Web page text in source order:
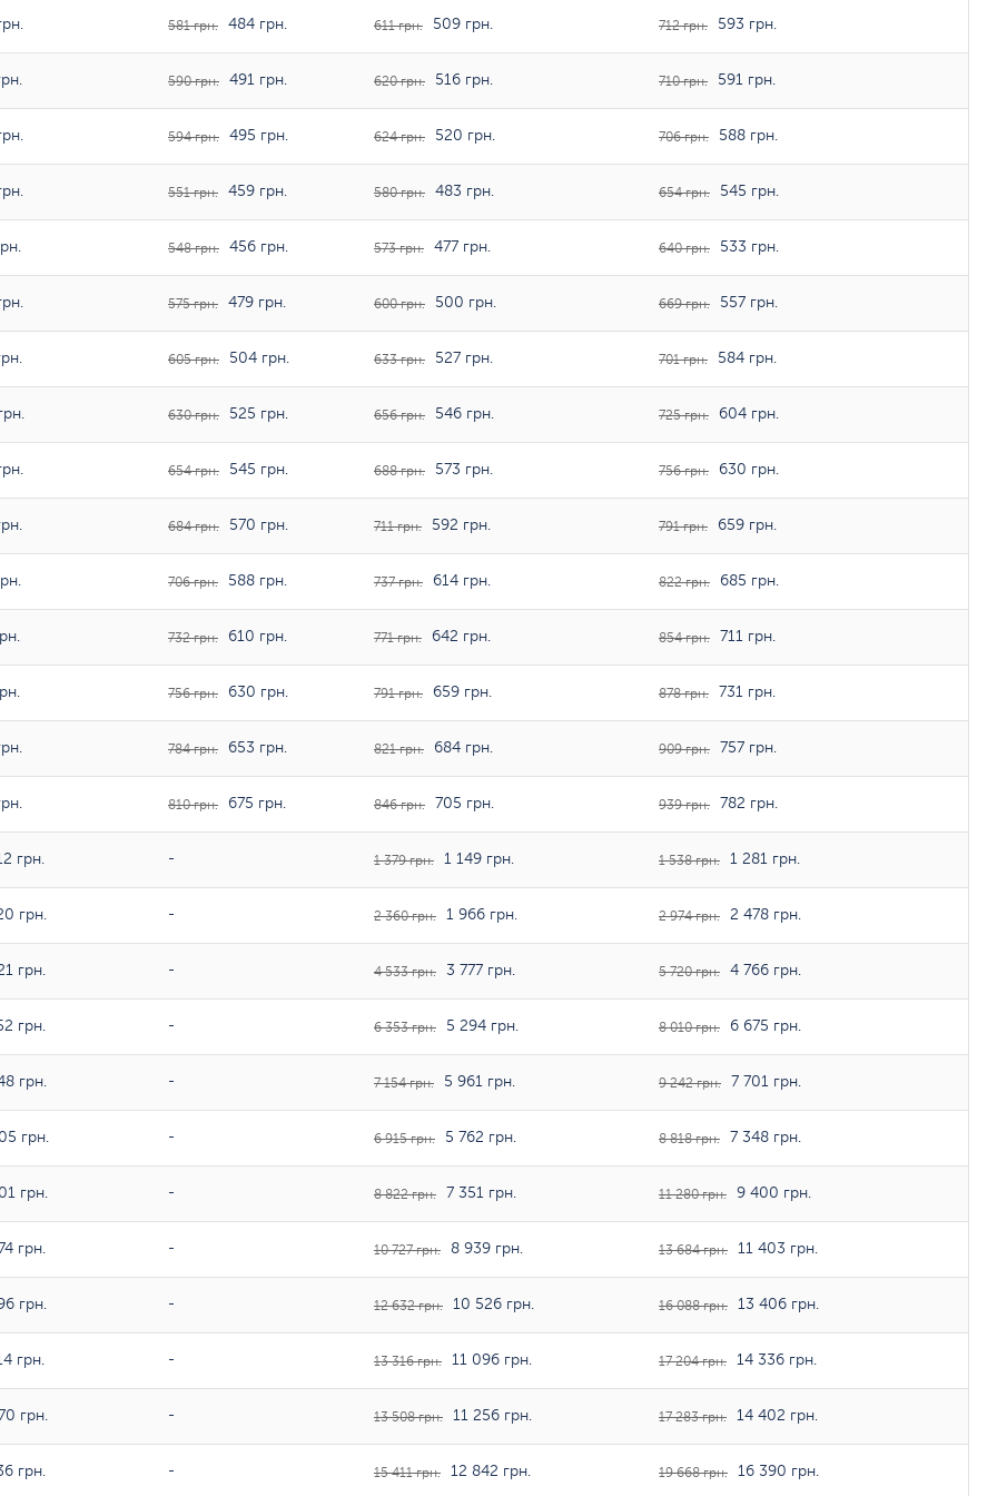
581 грн. 484 грн. 611 грн. 509 грн. 712 грн. 593 грн.
590 грн. 491 грн. 620 грн. 516 грн. 710 грн. 591 грн.
594 грн. 495 грн. 624 грн. 520 грн. 706 грн. 588 грн.
551 грн. 459 грн. 580 грн. 483 грн. 654 грн. 545 грн.
548 грн. 456 грн. 573 грн. 477 грн. 640 грн. 533 грн.
575 грн. 479 грн. 600 грн. 500 грн. 669 грн. 557 грн.
605 грн. 504 грн. 633 грн. 527 грн. 701 грн. 584 грн.
630 грн. 525 грн. 656 грн. 546 грн. 725 грн. 604 грн.
654 грн. 545 грн. 688 грн. 573 грн. 756 грн. 630 грн.
684 грн. 570 грн. 711 грн. 592 грн. 791 грн. 659 грн.
706 грн. 588 грн. 737 грн. 614 грн. 822 грн. 685 грн.
732 грн. 610 грн. 771 грн. 642 грн. 854 грн. 711 грн.
756 грн. 630 грн. 791 грн. 659 грн. 878 грн. 731 грн.
784 грн. 653 грн. 821 грн. 684 грн. 909 грн. 757 грн.
810 грн. 675 грн. 846 грн. 705 грн. 939 грн. 782 грн.
грн. - 1 379 грн. 1 149 грн. 1 538 грн. 1 281 грн.
грн. - 2 360 грн. 1 966 грн. 2 974 грн. 2 478 грн.
грн. - 4 533 грн. 3 777 грн. 5 720 грн. 4 766 грн.
грн. - 6 353 грн. 5 294 грн. 8 010 грн. 6 675 грн.
грн. - 7 154 грн. 5 961 грн. 9 242 грн. 7 701 грн.
грн. - 6 915 грн. 5 762 грн. 8 818 грн. 7 348 грн.
грн. - 8 822 грн. 7 351 грн. 11 280 грн. 9 400 грн.
грн. - 10 727 грн. 8 939 грн. 13 684 грн. 11 403 грн.
грн. - 12 632 грн. 10 526 грн. 16 088 грн. 13 406 грн.
грн. - 13 316 грн. 11 096 грн. 17 204 грн. 14 336 грн.
грн. - 13 508 грн. 11 256 грн. 17 283 грн. 14 402 грн.
грн. - 15 411 грн. 12 842 грн. 19 668 грн. 16 390 грн.